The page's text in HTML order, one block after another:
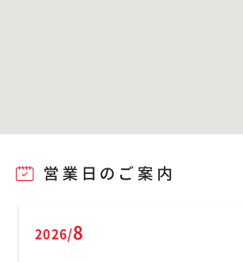
2026/8